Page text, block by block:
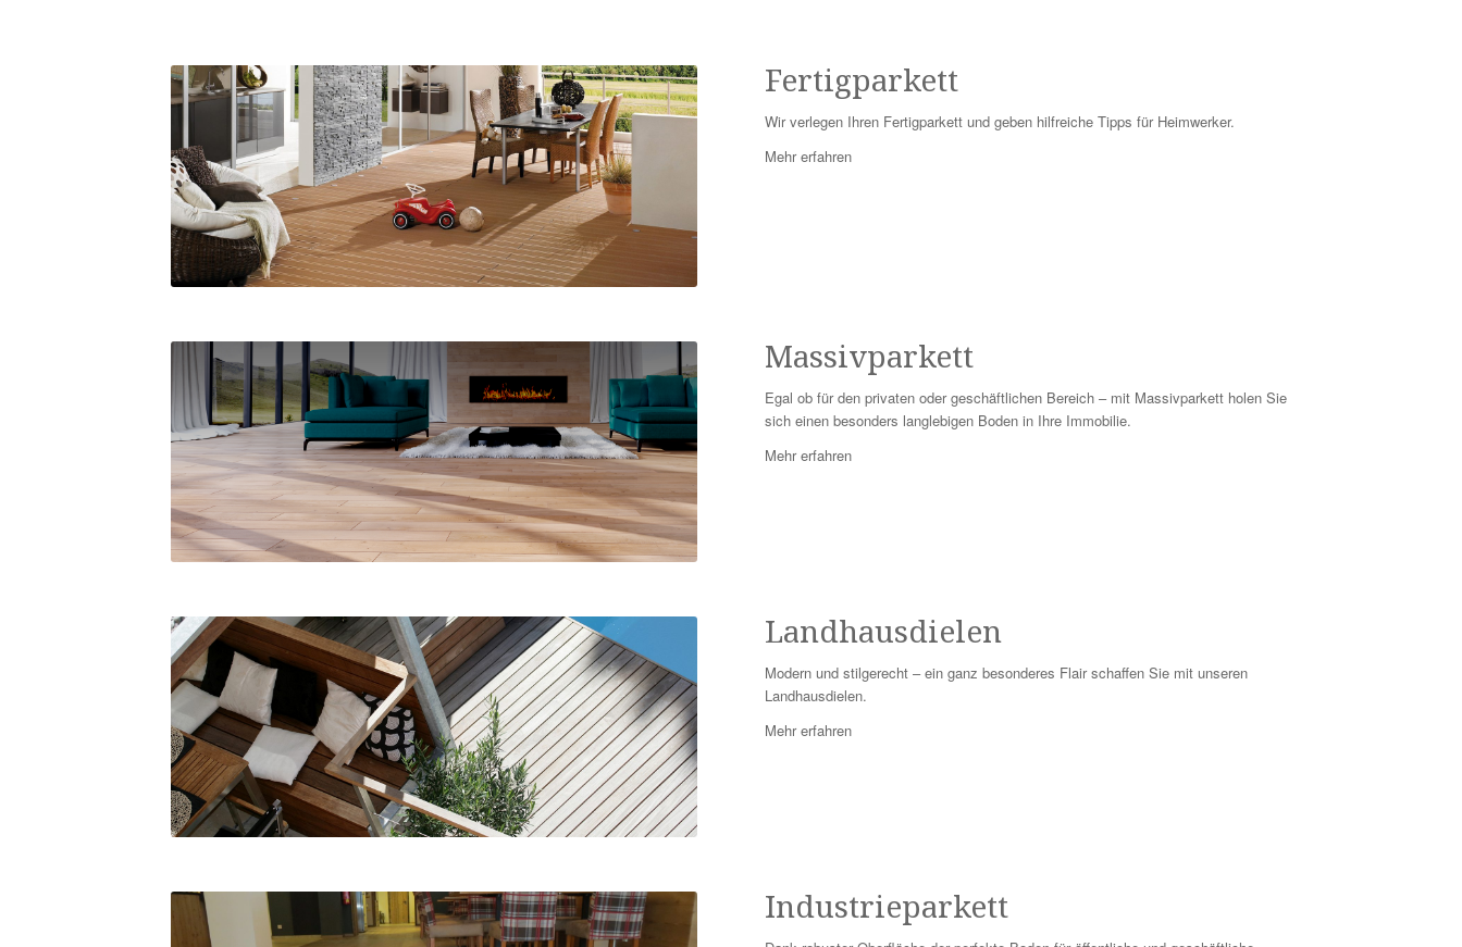
Fertigparkett
Wir verlegen Ihren Fertigparkett und geben hilfreiche Tipps für Heimwerker.
Mehr erfahren
Massivparkett
Egal ob für den privaten oder geschäftlichen Bereich – mit Massivparkett holen Sie
sich einen besonders langlebigen Boden in Ihre Immobilie.
Mehr erfahren
Landhausdielen
Modern und stilgerecht – ein ganz besonderes Flair schaffen Sie mit unseren
Landhausdielen.
Mehr erfahren
Industrieparkett